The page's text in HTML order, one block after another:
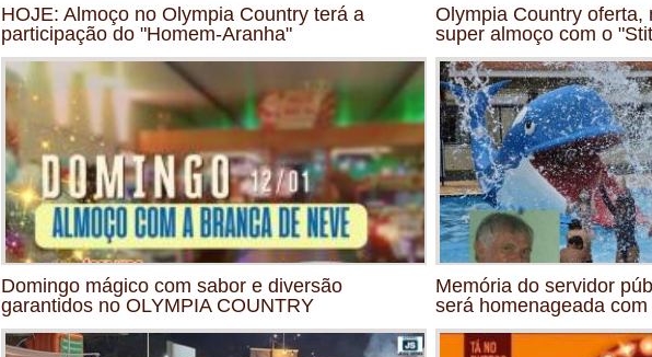
HOJE: Almoço no Olympia Country terá a
participação do "Homem-Aranha"
Olympia Country oferta,
super almoço com o
Domingo mágico com sabor e diversão
garantidos no OLYMPIA COUNTRY
Memória do servidor
será homenageada com